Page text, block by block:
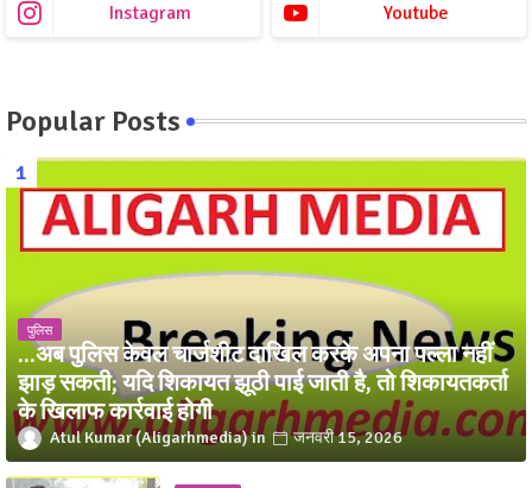
Instagram Youtube
Popular Posts
पुलिस
...अब पुलिस केवल चार्जशीट दाखिल करके अपना पल्ला नहीं
झाड़ सकती; यदि शिकायत झूठी पाई जाती है, तो शिकायतकर्ता
के खिलाफ कार्रवाई होगी
Atul Kumar (Aligarhmedia) जनवरी 15, 2026